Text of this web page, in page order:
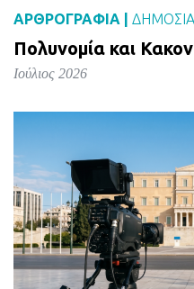
ΑΡΘΡΟΓΡΑΦΙΑ | ΔΗΜΌΣΙΑ
Πολυνομία και
Ιούλιος 2026